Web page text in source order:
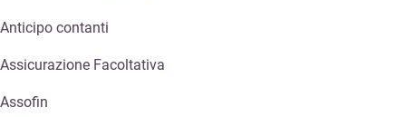
Anticipo contanti
Assicurazione Facoltativa
Assofin